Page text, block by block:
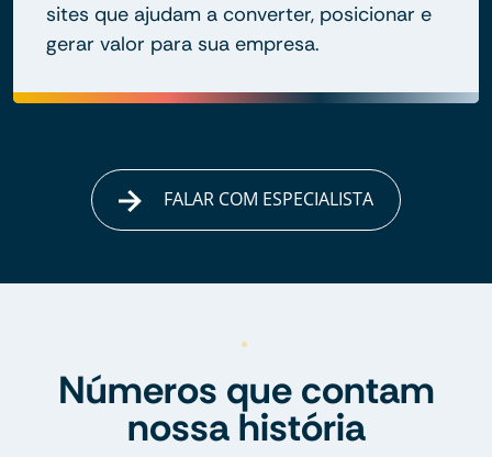
sites que ajudam a converter, posicionar e
gerar valor para sua empresa.
FALAR COM ESPECIALISTA
Números que contam
nossa história